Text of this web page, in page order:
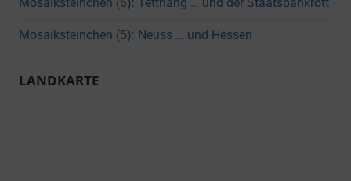
Mosaiksteinchen (5): Neuss … und Hessen
LANDKARTE